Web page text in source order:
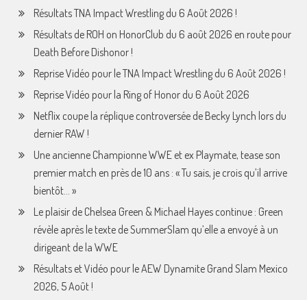
Résultats TNA Impact Wrestling du 6 Août 2026 !
Résultats de ROH on HonorClub du 6 août 2026 en route pour
Death Before Dishonor !
Reprise Vidéo pour le TNA Impact Wrestling du 6 Août 2026 !
Reprise Vidéo pour la Ring of Honor du 6 Août 2026
Netflix coupe la réplique controversée de Becky Lynch lors du
dernier RAW !
Une ancienne Championne WWE et ex Playmate, tease son
premier match en près de 10 ans : « Tu sais, je crois qu’il arrive
bientôt… »
Le plaisir de Chelsea Green & Michael Hayes continue : Green
révèle après le texte de SummerSlam qu’elle a envoyé à un
dirigeant de la WWE
Résultats et Vidéo pour le AEW Dynamite Grand Slam Mexico
2026, 5 Août !